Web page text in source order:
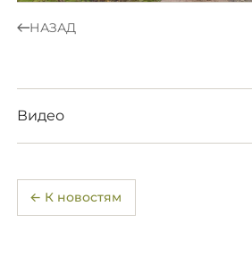
НАЗАД
Видео
← К новостям